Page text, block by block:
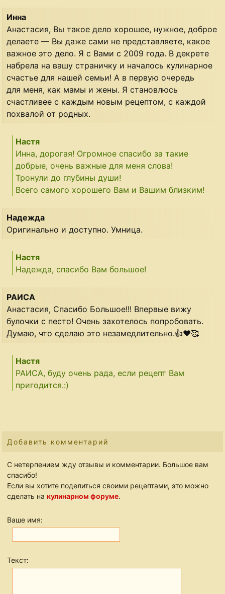
Инна
Анастасия, Вы такое дело хорошее, нужное, доброе
делаете — Вы даже сами не представляете, какое
важное это дело. Я с Вами с 2009 года. В декрете
набрела на вашу страничку и началось кулинарное
счастье для нашей семьи! А в первую очередь
для меня, как мамы и жены. Я становлюсь
счастливее с каждым новым рецептом, с каждой
похвалой от родных.
Настя
Инна, дорогая! Огромное спасибо за такие
добрые, очень важные для меня слова!
Тронули до глубины души!
Всего самого хорошего Вам и Вашим близким!
Надежда
Оригинально и доступно. Умница.
Настя
Надежда, спасибо Вам большое!
РАИСА
Анастасия, Спасибо Большое!!! Впервые вижу
булочки с песто! Очень захотелось попробовать.
Думаю, что сделаю это незамедлительно.👍❤🥰
Настя
РАИСА, буду очень рада, если рецепт Вам
пригодится.:)
Добавить комментарий
С нетерпением жду отзывы и комментарии. Большое вам
спасибо!
Если вы хотите поделиться своими рецептами, это можно
сделать на кулинарном форуме.
Ваше имя:
Текст: